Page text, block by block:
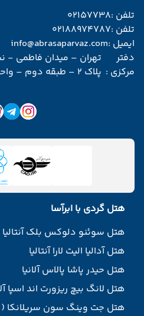
تلفن :02157738
تلفن :02188974787
ایمیل :info@abrasaparvaz.com
دفتر
مرکزی :
تهران – میدان فاطمی -
پلاک 2 – طبقه دوم – واحد 201
هتل گردی با ابرآسا
هتل سوئنو دلوکس بلک آنتالیا
هتل آدالیا الیت لارا آنتالیا
هتل حیدر پاشا پالاس آلانیا
هتل لانگ بیچ ریزورت اند اسپا
هتل جت وینگ سون سریلانکا (